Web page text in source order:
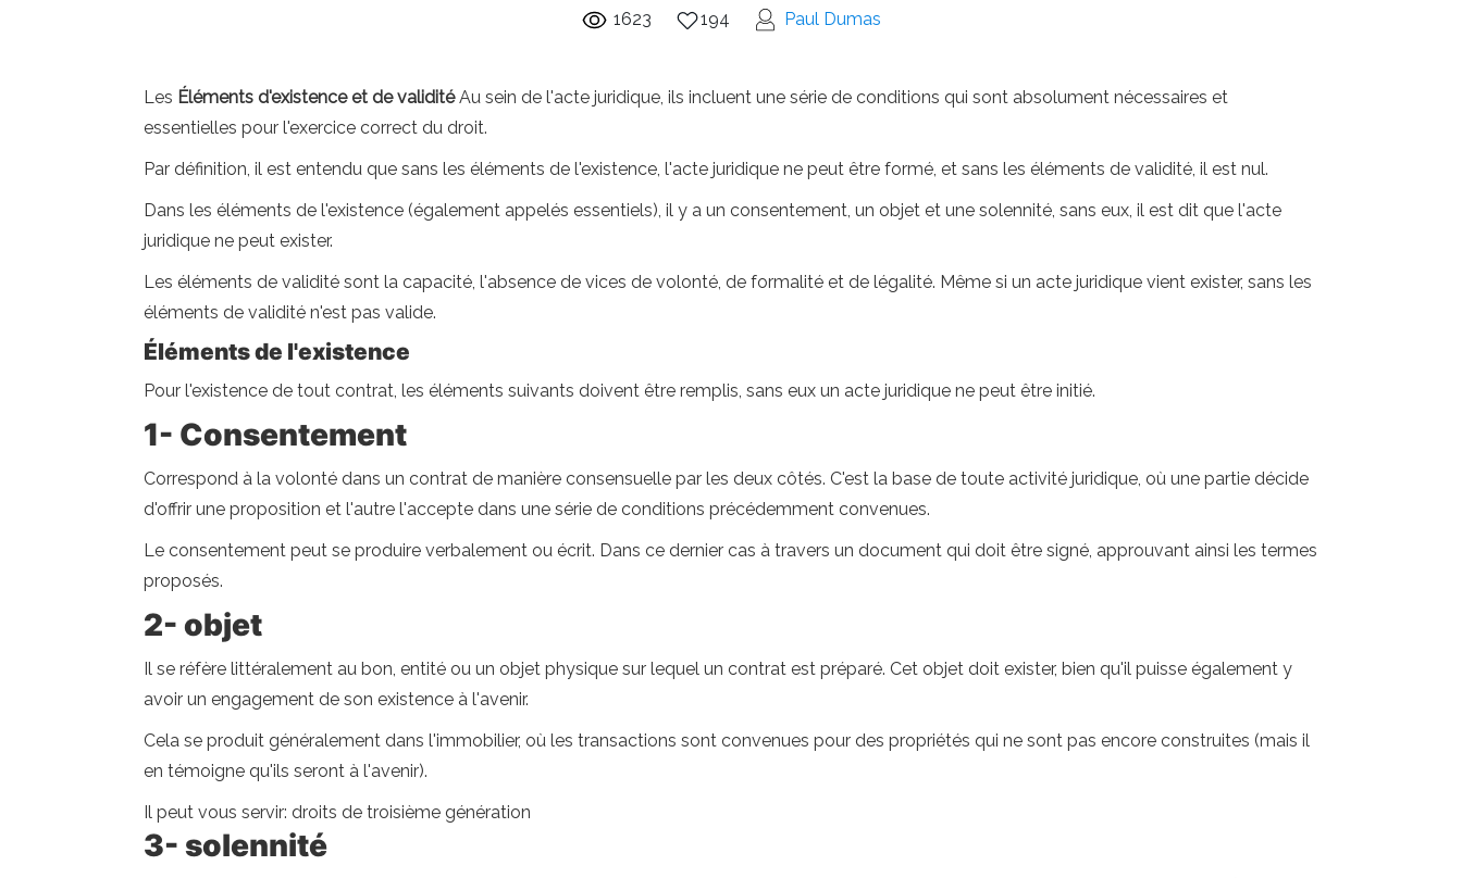
1623 194 Paul Dumas
Les Éléments d'existence et de validitéAu sein de l'acte juridique, ils incluent une série de conditions qui sont absolument nécessaires et
essentielles pour l'exercice correct du droit.
Par définition, il est entendu que sans les éléments de l'existence, l'acte juridique ne peut être formé, et sans les éléments de validité, il est nul.
Dans les éléments de l'existence (également appelés essentiels), il y a un consentement, un objet et une solennité, sans eux, il est dit que l'acte
juridique ne peut exister.
Les éléments de validité sont la capacité, l'absence de vices de volonté, de formalité et de légalité. Même si un acte juridique vient exister, sans les
éléments de validité n'est pas valide.
Éléments de l'existence
Pour l'existence de tout contrat, les éléments suivants doivent être remplis, sans eux un acte juridique ne peut être initié.
1- Consentement
Correspond à la volonté dans un contrat de manière consensuelle par les deux côtés. C'est la base de toute activité juridique, où une partie décide
d'offrir une proposition et l'autre l'accepte dans une série de conditions précédemment convenues.
Le consentement peut se produire verbalement ou écrit. Dans ce dernier cas à travers un document qui doit être signé, approuvant ainsi les termes
proposés.
2- objet
Il se réfère littéralement au bon, entité ou un objet physique sur lequel un contrat est préparé. Cet objet doit exister, bien qu'il puisse également y
avoir un engagement de son existence à l'avenir.
Cela se produit généralement dans l'immobilier, où les transactions sont convenues pour des propriétés qui ne sont pas encore construites (mais il
en témoigne qu'ils seront à l'avenir).
Il peut vous servir: droits de troisième génération
3- solennité